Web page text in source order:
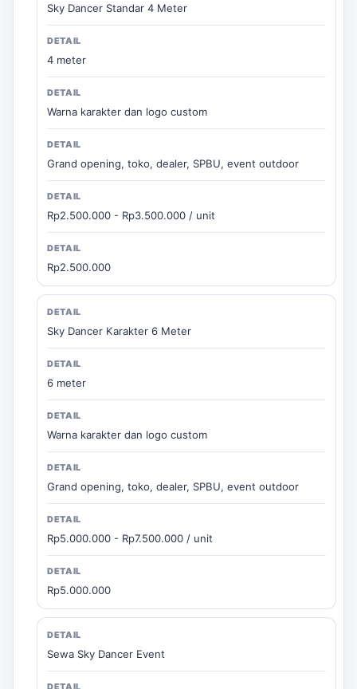
Sky Dancer Standar 4 Meter
4 meter
Warna karakter dan logo custom
Grand opening, toko, dealer, SPBU, event outdoor
Rp2.500.000 - Rp3.500.000 / unit
Rp2.500.000
Sky Dancer Karakter 6 Meter
6 meter
Warna karakter dan logo custom
Grand opening, toko, dealer, SPBU, event outdoor
Rp5.000.000 - Rp7.500.000 / unit
Rp5.000.000
Sewa Sky Dancer Event